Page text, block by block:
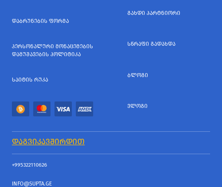
ᲓᲐᲑᲠᲣᲜᲔᲑᲘᲡ ᲤᲝᲠᲛᲐ
ᲞᲔᲠᲡᲝᲜᲐᲚᲣᲠᲘ ᲛᲝᲜᲐᲪᲔᲛᲔᲑᲘᲡ
ᲓᲐᲛᲣᲨᲐᲕᲔᲑᲘᲡ ᲞᲝᲚᲘᲢᲘᲙᲐ
ᲡᲐᲘᲢᲘᲡ ᲠᲣᲙᲐ
ᲒᲐᲮᲓᲘ ᲞᲐᲠᲢᲜᲘᲝᲠᲘ
ᲡᲬᲠᲐᲤᲘ ᲒᲐᲓᲐᲮᲓᲐ
ᲑᲚᲝᲒᲘ
ᲕᲚᲝᲒᲘ
ᲓᲐᲒᲕᲘᲙᲐᲕᲨᲘᲠᲓᲘᲗ
+995322110626
INFO@SUPTA.GE